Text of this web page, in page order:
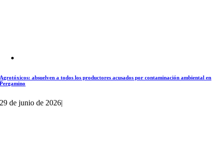
Agrotóxicos: absuelven a todos los productores acusados por contaminación ambiental en
Pergamino
29 de junio de 2026|